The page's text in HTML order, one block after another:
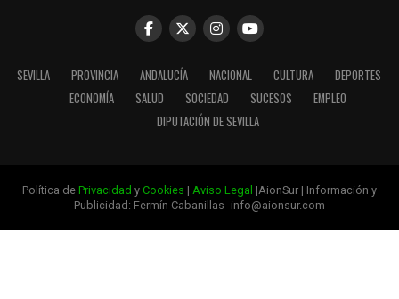
SEVILLA PROVINCIA ANDALUCÍA NACIONAL CULTURA
DEPORTES
ECONOMÍA
SALUD SOCIEDAD SUCESOS
EMPLEO
DIPUTACIÓN DE SEVILLA
Política de Privacidad y Cookies | Aviso Legal |AionSur | Información y
Publicidad: Fermín Cabanillas- info@aionsur.com